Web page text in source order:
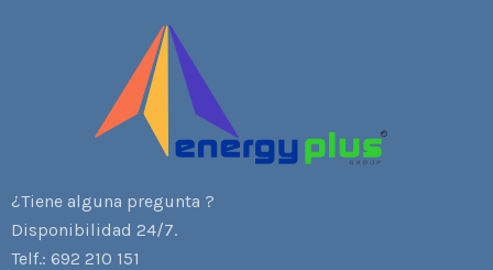
¿Tiene alguna pregunta ?
Disponibilidad 24/7.
Telf.: 692 210 151